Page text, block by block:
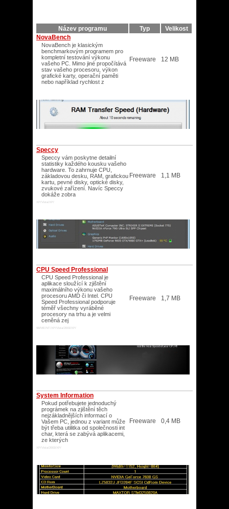
Název programu Typ
Velikost
NovaBench
NovaBench je klasickým
benchmarkovým programem pro
kompletní testování výkonu
vašeho PC. Mimo jiné propočítává
stav vašeho procesoru, výkon
grafické karty, operační paměti
nebo například rychlost z
Freeware 12 MB
Speccy
Speccy vám poskytne detailní
statistiky každého kousku vašeho
hardware. To zahrnuje CPU,
základovou desku, RAM, grafickou
kartu, pevné disky, optické disky,
zvukové zařízení. Navíc Speccy
dokáže zobra
XP/Vista/XP/
Freeware 1,1 MB
CPU Speed Professional
CPU Speed Professional je
aplikace sloužící k zjištění
maximálního výkonu vašeho
procesoru AMD či Intel. CPU
Speed Professional podporuje
téměř všechny vyráběné
procesory na trhu a je velmi
ceněná zej
98/ME/NT/XP/Vista/2003/XP/
Freeware 1,7 MB
System Information
Pokud potřebujete jednoduchý
prográmek na zjištění těch
nejzákladnějších informací o
Vašem PC, jednou z variant může
být třeba utilitka od společnosti int
char, která se zabývá aplikacemi,
ze kterých
XP/Vista/2003/XP/
Freeware 0,4 MB